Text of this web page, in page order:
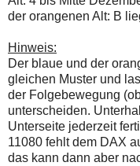
der orangenen Alt: B
Hinweis:
Der blaue und der
gleichen Muster und
der Folgebewegung
unterscheiden.
Unterseite jederzeit
11080 fehlt dem DAX
das kann dann aber